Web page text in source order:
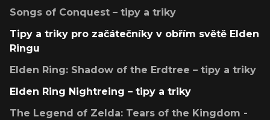
Songs of Conquest – tipy a triky
Tipy a triky pro začátečníky v obřím světě Elden
Ringu
Elden Ring: Shadow of the Erdtree – tipy a triky
Elden Ring Nightreing – tipy a triky
The Legend of Zelda: Tears of the Kingdom -